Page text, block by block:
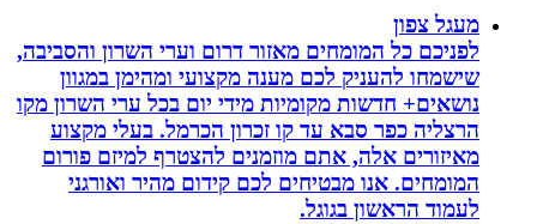
מעגל צפון
לפניכם כל המומחים מאזור דרום וערי השרון והסביבה,
שישמחו להעניק לכם מענה מקצועי ומהימן במגוון
נושאים+ חדשות מקומיות מידי יום בכל ערי השרון מקו
הרצליה כפר סבא עד קו זכרון הכרמל. בעלי מקצוע
מאיזורים אלה, אתם מוזמנים להצטרף למיזם פורום
המומחים. אנו מבטיחים לכם קידום מהיר ואורגני
לעמוד הראשון בגוגל.